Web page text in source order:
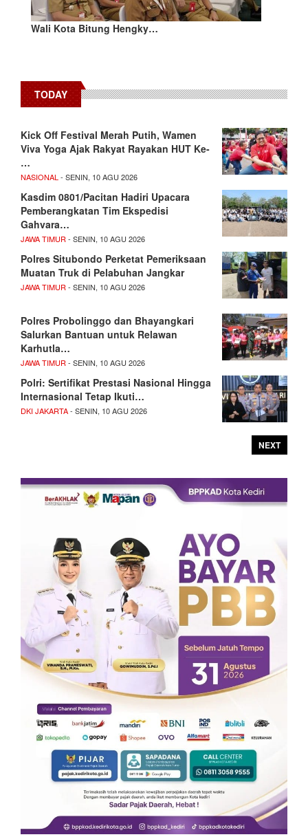
Wali Kota Bitung Hengky…
TODAY
Kick Off Festival Merah Putih, Wamen
Viva Yoga Ajak Rakyat Rayakan HUT Ke-
…
NASIONAL- SENIN, 10 AGU 2026
Kasdim 0801/Pacitan Hadiri Upacara
Pemberangkatan Tim Ekspedisi
Gahvara…
JAWA TIMUR- SENIN, 10 AGU 2026
Polres Situbondo Perketat Pemeriksaan
Muatan Truk di Pelabuhan Jangkar
JAWA TIMUR- SENIN, 10 AGU 2026
Polres Probolinggo dan Bhayangkari
Salurkan Bantuan untuk Relawan
Karhutla…
JAWA TIMUR- SENIN, 10 AGU 2026
Polri: Sertifikat Prestasi Nasional Hingga
Internasional Tetap Ikuti…
DKI JAKARTA- SENIN, 10 AGU 2026
NEXT